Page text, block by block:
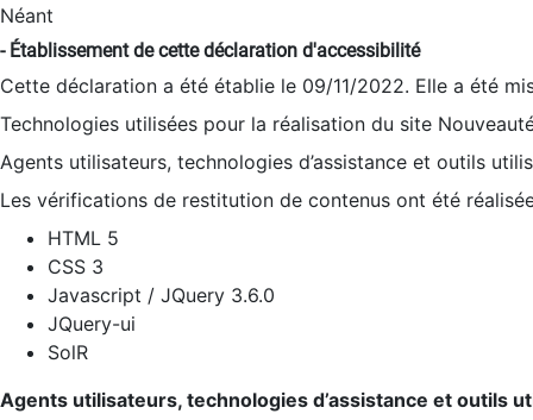
Néant
- Établissement de cette déclaration d'accessibilité
Cette déclaration a été établie le 09/11/2022. Elle a été
Technologies utilisées pour la réalisation du site
Agents utilisateurs, technologies d’assistance et outils
Les vérifications de restitution de contenus ont été
HTML 5
CSS 3
Javascript / JQuery 3.6.0
JQuery-ui
SolR
Agents utilisateurs, technologies d’assistance et outils